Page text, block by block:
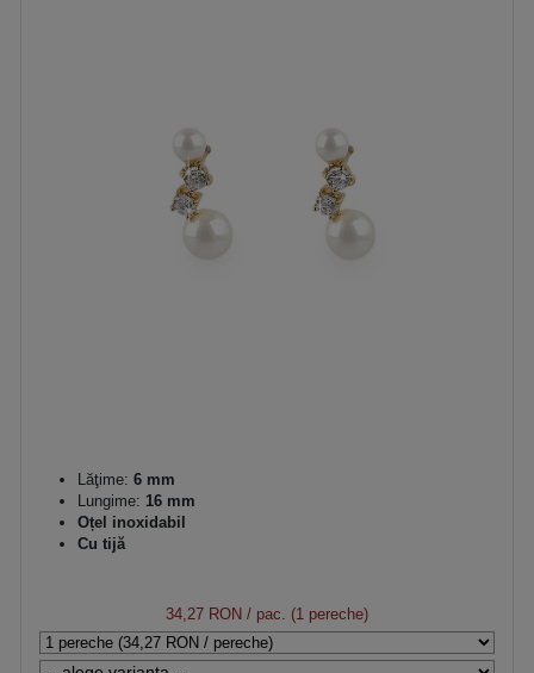
Lăţime: 6 mm
Lungime: 16 mm
Oțel inoxidabil
Cu tijă
34,27 RON / pac. (1 pereche)